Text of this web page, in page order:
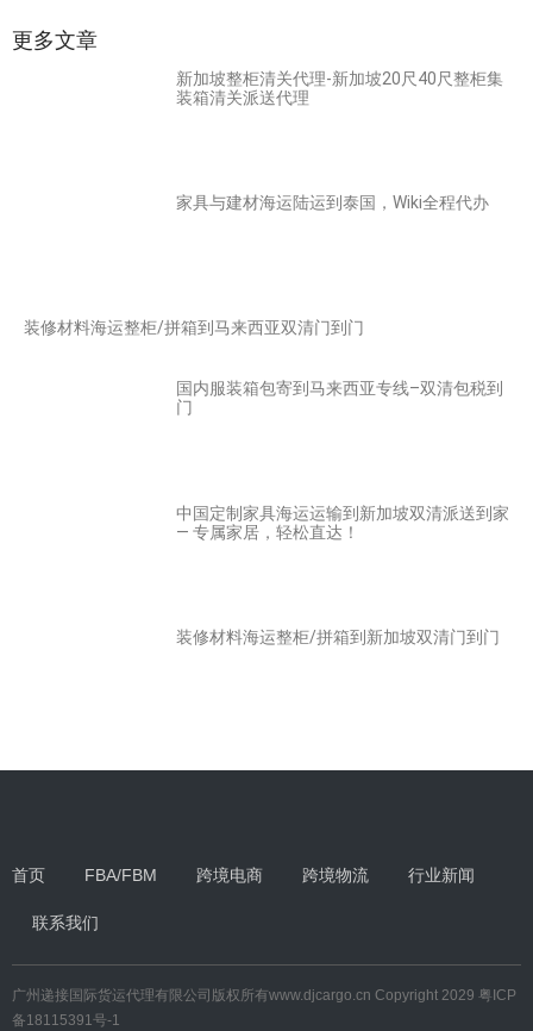
更多文章
新加坡整柜清关代理-新加坡20尺40尺整柜集
装箱清关派送代理
家具与建材海运陆运到泰国，Wiki全程代办
装修材料海运整柜/拼箱到马来西亚双清门到门
国内服装箱包寄到马来西亚专线–双清包税到
门
中国定制家具海运运输到新加坡双清派送到家
— 专属家居，轻松直达！
装修材料海运整柜/拼箱到新加坡双清门到门
首页 FBA/FBM 跨境电商 跨境物流 行业新闻
联系我们
广州递接国际货运代理有限公司 版权所有www.djcargo.cn Copyright 2029 粤ICP
备18115391号-1